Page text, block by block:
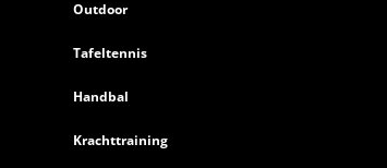
Outdoor
Tafeltennis
Handbal
Krachttraining